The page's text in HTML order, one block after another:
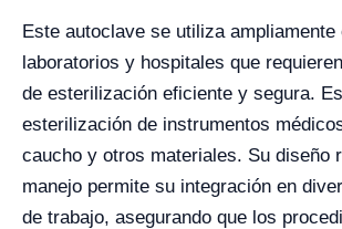
Este autoclave se utiliza
laboratorios y hospitales que
de esterilización eficiente y segura.
esterilización de instrumentos
caucho y otros materiales. Su diseño
manejo permite su integración en
de trabajo, asegurando que los